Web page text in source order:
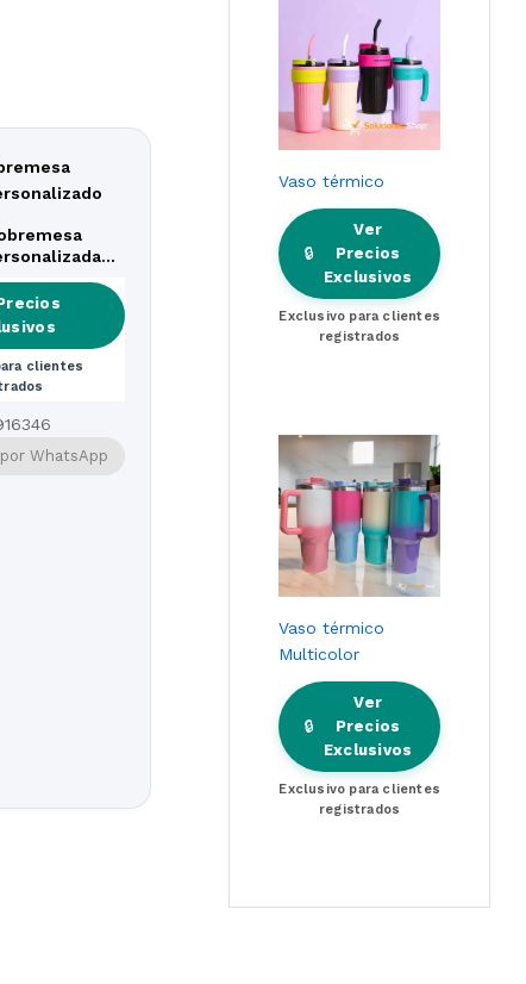
clientes
WhatsApp
Vaso térmico
🔒
Ver
Precios
Exclusivos
Exclusivo para clientes
registrados
Vaso térmico
Multicolor
🔒
Ver
Precios
Exclusivos
Exclusivo para clientes
registrados